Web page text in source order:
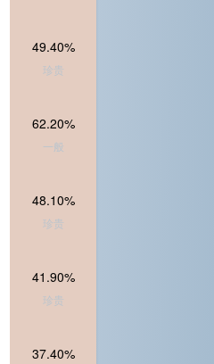
49.40%
珍贵
62.20%
一般
48.10%
珍贵
41.90%
珍贵
37.40%